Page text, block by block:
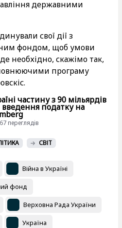
державними
свої дії з
фондом, щоб умови
необхідно, скажімо так,
програму
частину з 90 мільярдів
податку на
переглядiв
СВІТ
Війна в Україні
фонд
Верховна Рада України
Україна